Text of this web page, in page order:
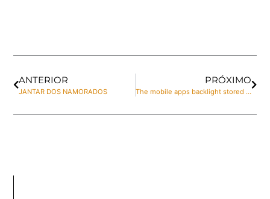
ANTERIOR
JANTAR DOS NAMORADOS
PRÓXIMO
The mobile apps backlight stored going off